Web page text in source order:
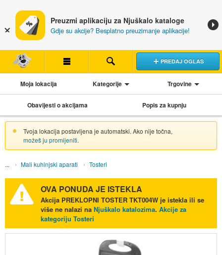
Preuzmi aplikaciju za Njuškalo kataloge
Gdje su akcije? Besplatno preuzimanje aplikacije!
PREDAJ OGLAS
Moja lokacija Kategorije Trgovine
Obavijesti o akcijama Popis za kupnju
Tvoja lokacija postavljena je automatski. Ako nije točna,
možeš ju promijeniti.
Mali kuhinjski aparati Tosteri
OVA PONUDA JE ISTEKLA
Akcija PREKLOPNI TOSTER TKT004Wje istekla ili se
više ne nalazi na Njuškalo katalozima. Akcije za
kategoriju Tosteri